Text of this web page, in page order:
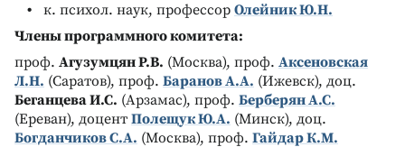
к. психол. наук, профессор Олейник Ю.Н.
Члены программного комитета:
проф. Агузумцян Р.В. (Москва), проф. Аксеновская
Л.Н. (Саратов), проф. Баранов А.А. (Ижевск), доц.
Беганцева И.С. (Арзамас), проф. Берберян А.С.
(Ереван), доцент Полещук Ю.А. (Минск), доц.
Богданчиков С.А. (Москва), проф. Гайдар К.М.